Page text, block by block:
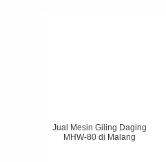
Jual Mesin Giling Daging
MHW-80 di Malang